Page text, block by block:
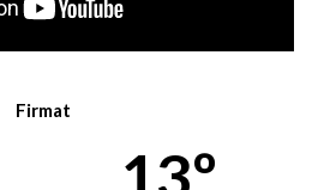
Firmat